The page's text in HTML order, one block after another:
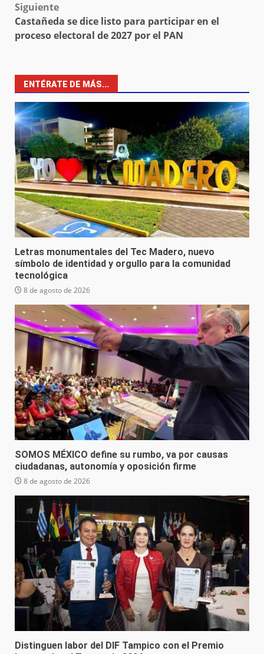
Siguiente
Castañeda se dice listo para participar en el
proceso electoral de 2027 por el PAN
ENTÉRATE DE MÁS...
Letras monumentales del Tec Madero, nuevo
símbolo de identidad y orgullo para la comunidad
tecnológica
8 de agosto de 2026
SOMOS MÉXICO define su rumbo, va por causas
ciudadanas, autonomía y oposición firme
8 de agosto de 2026
Distinguen labor del DIF Tampico con el Premio